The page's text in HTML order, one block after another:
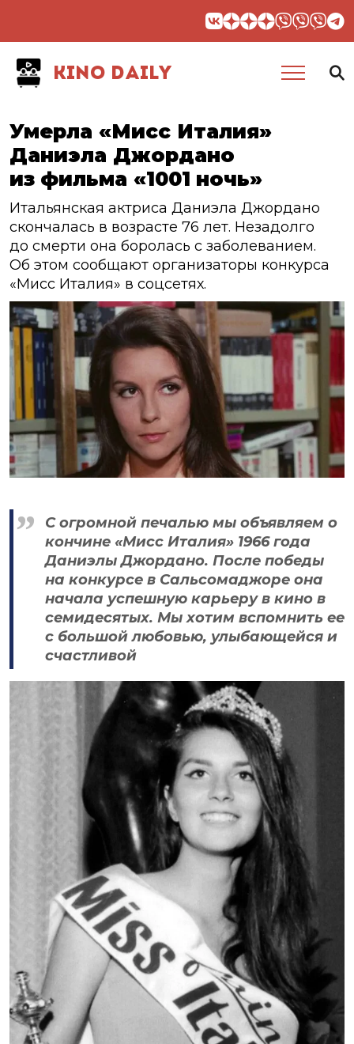
KINO DAILY
Умерла «Мисс Италия»
Даниэла Джордано
из фильма «1001 ночь»
Итальянская актриса Даниэла Джордано
скончалась в возрасте 76 лет. Незадолго
до смерти она боролась с заболеванием.
Об этом сообщают организаторы конкурса
«Мисс Италия» в соцсетях.
С огромной печалью мы объявляем о
кончине «Мисс Италия» 1966 года
Даниэлы Джордано. После победы
на конкурсе в Сальсомаджоре она
начала успешную карьеру в кино в
семидесятых. Мы хотим вспомнить ее
с большой любовью, улыбающейся и
счастливой